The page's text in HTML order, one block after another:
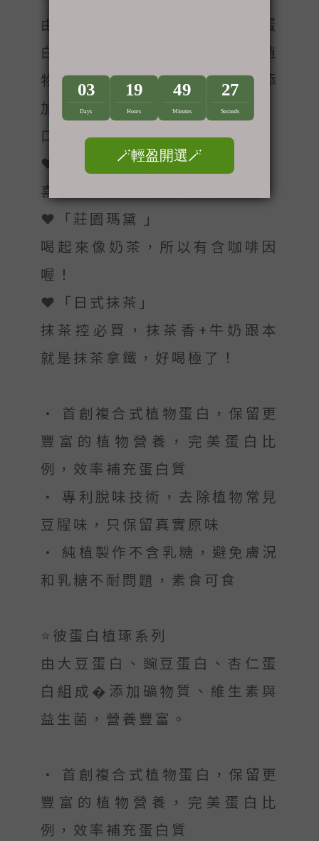
由大豆蛋白、豌豆蛋白、米蛋
白、葵花蛋白組成�最純粹的植
物蛋白，無香料、無色素、無添
加
口味：
❤️「純粹可可 」
喜歡巧克力朋友千萬別錯過
❤️「莊園瑪黛 」
喝起來像奶茶，所以有含咖啡因
喔！
❤️「日式抹茶」
抹茶控必買，抹茶香+牛奶跟本
就是抹茶拿鐵，好喝極了！
• 首創複合式植物蛋白，保留更
豐富的植物營養，完美蛋白比
例，效率補充蛋白質
• 專利脫味技術，去除植物常見
豆腥味，只保留真實原味
• 純植製作不含乳糖，避免膚況
和乳糖不耐問題，素食可食
⭐️彼蛋白植琢系列
由大豆蛋白、豌豆蛋白、杏仁蛋
白組成�添加礦物質、維生素與
益生菌，營養豐富。
• 首創複合式植物蛋白，保留更
豐富的植物營養，完美蛋白比
例，效率補充蛋白質